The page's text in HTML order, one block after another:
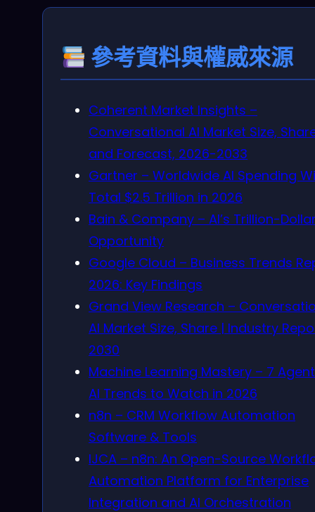
參考資料與權威來源
Coherent Market Insights –
Conversational AI Market Size,
and Forecast, 2026-2033
Gartner – Worldwide AI Spending
Total $2.5 Trillion in 2026
Bain & Company – AI’s Trillion-
Opportunity
Google Cloud – Business Trends
2026: Key Findings
Grand View Research –
AI Market Size, Share | Industry
2030
Machine Learning Mastery – 7
AI Trends to Watch in 2026
n8n – CRM Workflow Automation
Software & Tools
IJCA – n8n: An Open-Source
Automation Platform for Enterprise
Integration and AI Orchestration